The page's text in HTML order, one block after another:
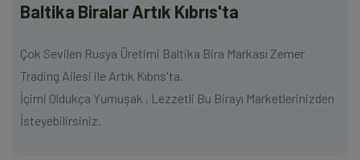
Baltika Biralar Artık Kıbrıs'ta
Çok Sevilen Rusya Üretimi Baltika Bira Markası Zemer
Trading Ailesi ile Artık Kıbrıs'ta.
İçimi Oldukça Yumuşak , Lezzetli Bu Birayı Marketlerinizden
İsteyebilirsiniz.